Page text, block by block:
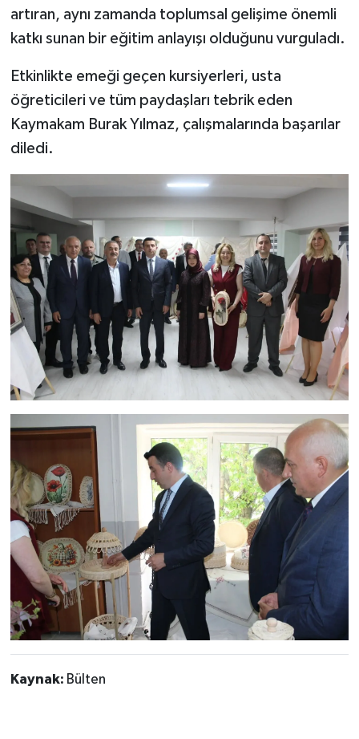
artıran, aynı zamanda toplumsal gelişime önemli
katkı sunan bir eğitim anlayışı olduğunu vurguladı.
Etkinlikte emeği geçen kursiyerleri, usta
öğreticileri ve tüm paydaşları tebrik eden
Kaymakam Burak Yılmaz, çalışmalarında başarılar
diledi.
Kaynak: Bülten